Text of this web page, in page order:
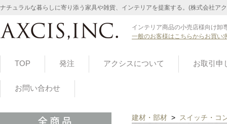
ナチュラルな暮らしに寄り添う家具や雑貨、インテリアを提案する。(株式会社ア
インテリア商品の小売店様向け卸
一般のお客様はこちらからお買い
TOP 発注 アクシスについて お取引申
お問い合わせ
建材・部材 > スイッチ・コ